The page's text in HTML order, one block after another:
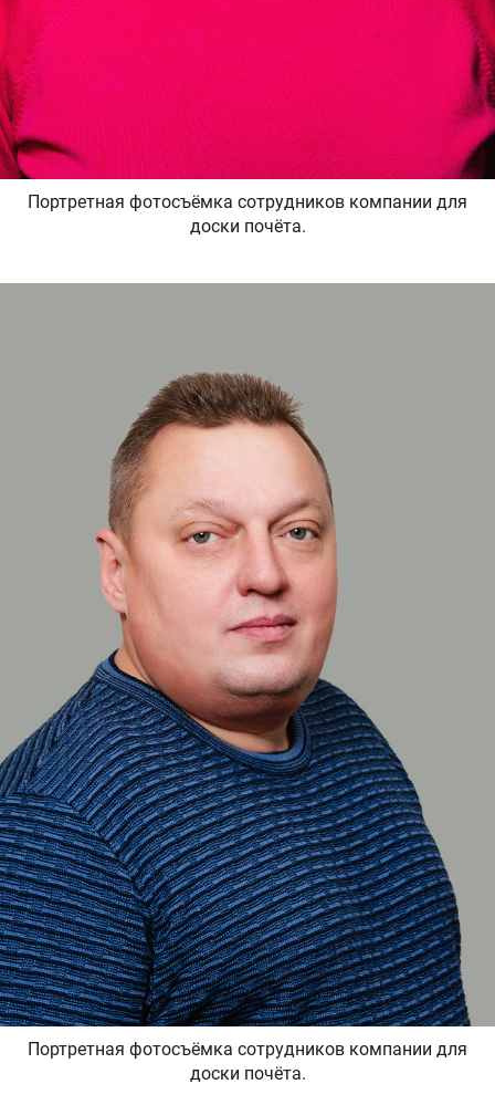
Портретная фотосъёмка сотрудников компании для
доски почёта.
Портретная фотосъёмка сотрудников компании для
доски почёта.